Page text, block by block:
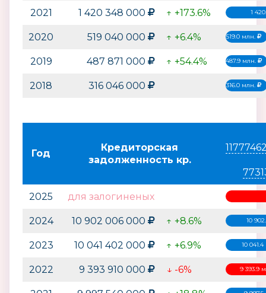
2021 1 420 348 000 ↑ +173.6% 1
2020 519 040 000 ↑ +6.4% 519.0 млн.
2019 487 871 000 ↑ +54.4% 487.9 млн.
2018 316 046 000 316.0 млн.
Год
Кредиторская
задолженность кр.
2025 для залогиненых
2024 10 902 006 000 ↑ +8.6% 10
2023 10 041 402 000 ↑ +6.9% 10
2022 9 393 910 000 ↓ -6% 9 393.9